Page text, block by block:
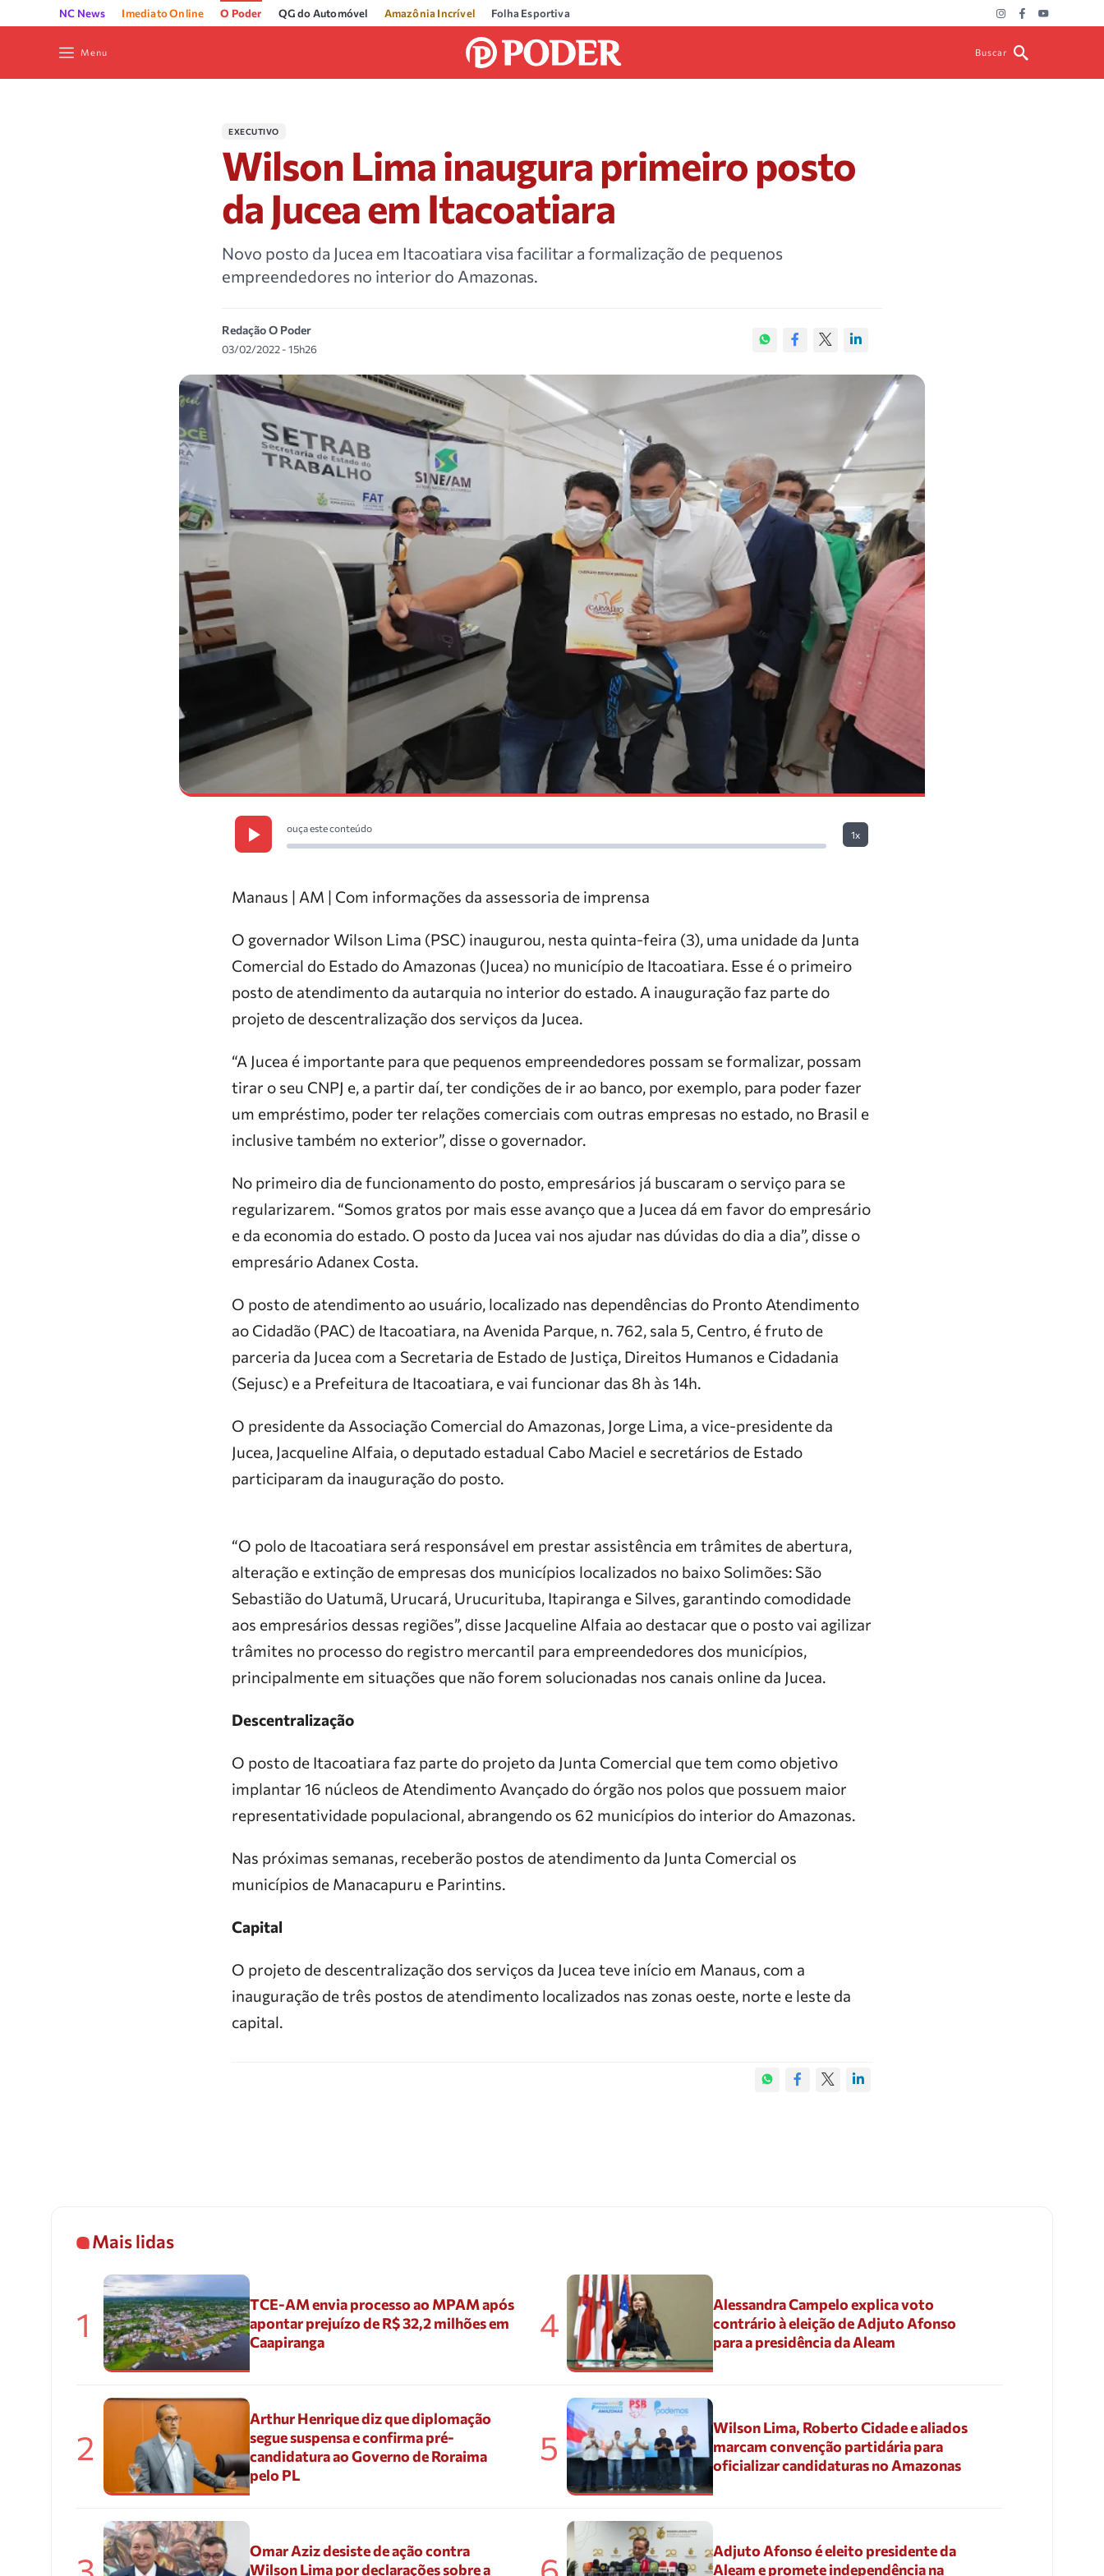
NC News Imediato Online O Poder QG do Automóvel Amazônia Incrível Folha Esportiva
Menu Buscar
EXECUTIVO
Wilson Lima inaugura primeiro posto
da Jucea em Itacoatiara
Novo posto da Jucea em Itacoatiara visa facilitar a formalização de pequenos
empreendedores no interior do Amazonas.
Redação O Poder
03/02/2022 - 15h26
ouça este conteúdo
1x
Manaus | AM | Com informações da assessoria de imprensa
O governador Wilson Lima (PSC) inaugurou, nesta quinta-feira (3), uma unidade da Junta
Comercial do Estado do Amazonas (Jucea) no município de Itacoatiara. Esse é o primeiro
posto de atendimento da autarquia no interior do estado. A inauguração faz parte do
projeto de descentralização dos serviços da Jucea.
“A Jucea é importante para que pequenos empreendedores possam se formalizar, possam
tirar o seu CNPJ e, a partir daí, ter condições de ir ao banco, por exemplo, para poder fazer
um empréstimo, poder ter relações comerciais com outras empresas no estado, no Brasil e
inclusive também no exterior”, disse o governador.
No primeiro dia de funcionamento do posto, empresários já buscaram o serviço para se
regularizarem. “Somos gratos por mais esse avanço que a Jucea dá em favor do empresário
e da economia do estado. O posto da Jucea vai nos ajudar nas dúvidas do dia a dia”, disse o
empresário Adanex Costa.
O posto de atendimento ao usuário, localizado nas dependências do Pronto Atendimento
ao Cidadão (PAC) de Itacoatiara, na Avenida Parque, n. 762, sala 5, Centro, é fruto de
parceria da Jucea com a Secretaria de Estado de Justiça, Direitos Humanos e Cidadania
(Sejusc) e a Prefeitura de Itacoatiara, e vai funcionar das 8h às 14h.
O presidente da Associação Comercial do Amazonas, Jorge Lima, a vice-presidente da
Jucea, Jacqueline Alfaia, o deputado estadual Cabo Maciel e secretários de Estado
participaram da inauguração do posto.
“O polo de Itacoatiara será responsável em prestar assistência em trâmites de abertura,
alteração e extinção de empresas dos municípios localizados no baixo Solimões: São
Sebastião do Uatumã, Urucará, Urucurituba, Itapiranga e Silves, garantindo comodidade
aos empresários dessas regiões”, disse Jacqueline Alfaia ao destacar que o posto vai agilizar
trâmites no processo do registro mercantil para empreendedores dos municípios,
principalmente em situações que não forem solucionadas nos canais online da Jucea.
Descentralização
O posto de Itacoatiara faz parte do projeto da Junta Comercial que tem como objetivo
implantar 16 núcleos de Atendimento Avançado do órgão nos polos que possuem maior
representatividade populacional, abrangendo os 62 municípios do interior do Amazonas.
Nas próximas semanas, receberão postos de atendimento da Junta Comercial os
municípios de Manacapuru e Parintins.
Capital
O projeto de descentralização dos serviços da Jucea teve início em Manaus, com a
inauguração de três postos de atendimento localizados nas zonas oeste, norte e leste da
capital.
Mais lidas
1
TCE-AM envia processo ao MPAM após
apontar prejuízo de R$ 32,2 milhões em
Caapiranga
2
Arthur Henrique diz que diplomação
segue suspensa e confirma pré-
candidatura ao Governo de Roraima
pelo PL
Omar Aziz desiste de ação contra
Wilson Lima por declarações sobre a
4
Alessandra Campelo explica voto
contrário à eleição de Adjuto Afonso
para a presidência da Aleam
5
Wilson Lima, Roberto Cidade e aliados
marcam convenção partidária para
oficializar candidaturas no Amazonas
Adjuto Afonso é eleito presidente da
Aleam e promete independência na